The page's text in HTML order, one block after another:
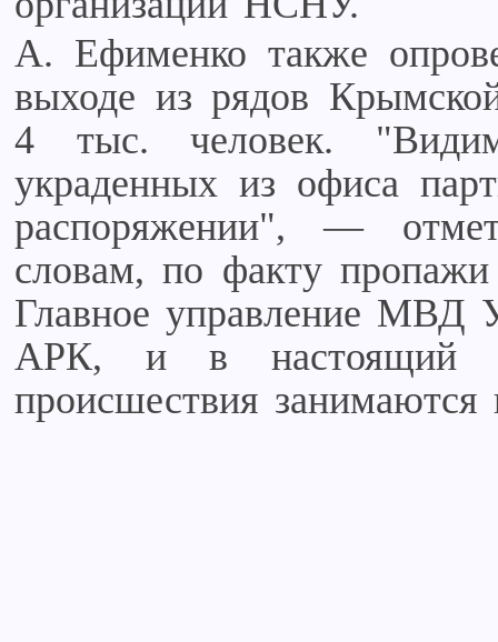
А. Ефименко также
выходе из рядов
4 тыс. человек.
украденных из офиса
распоряжении", —
словам, по факту
Главное управление МВД
АРК, и в настоящий
происшествия занимаются